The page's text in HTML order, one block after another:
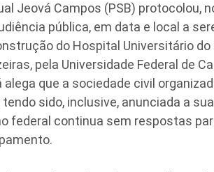
Jeová Campos (PSB) protocolou,
pública, em data e local a
do Hospital Universitário
pela Universidade Federal de
que a sociedade civil
sido, inclusive, anunciada a
federal continua sem respostas